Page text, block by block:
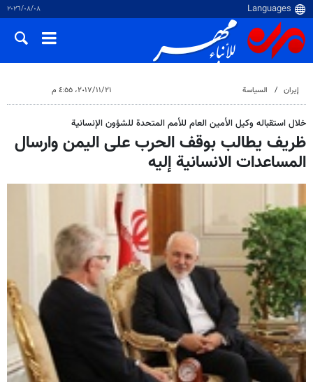
٠٨‏/٠٨‏/٢٠٢٦
إيران السياسة ٢١‏/١١‏/٢٠١٧، ٤:٥٥ م
خلال استقباله وكيل الأمين العام للأمم المتحدة للشؤون الإنسانية
ظريف يطالب بوقف الحرب على اليمن وارسال
المساعدات الانسانية إليه